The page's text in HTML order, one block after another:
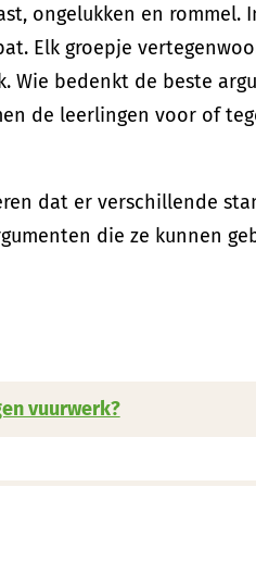
ongelukken en rommel.
Elk groepje
Wie bedenkt de beste
de leerlingen voor of
dat er verschillende
die ze kunnen
vuurwerk?